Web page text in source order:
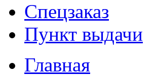
Спецзаказ
Пункт выдачи
Главная